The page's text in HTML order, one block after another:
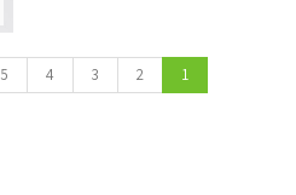
1
2
3
4
5